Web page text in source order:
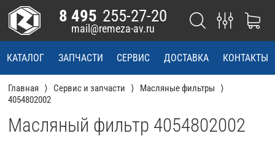
КАТАЛОГ ЗАПЧАСТИ СЕРВИС ДОСТАВКА КОНТАКТЫ
8 495 255-27-20
mail@remeza-av.ru
Главная Сервис и запчасти
Масляные фильтры
4054802002
Масляный фильтр 4054802002